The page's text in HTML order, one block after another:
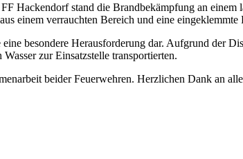
Hackendorf stand die Brandbekämpfung an
einem verrauchten Bereich und eine eingeklemmte
besondere Herausforderung dar. Aufgrund der
zur Einsatzstelle transportierten.
beider Feuerwehren. Herzlichen Dank an